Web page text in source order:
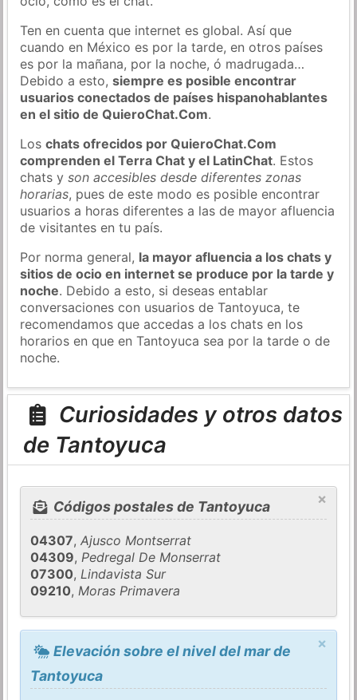
Ten en cuenta que internet es global. Así que
cuando en México es por la tarde, en otros países
es por la mañana, por la noche, ó madrugada…
Debido a esto,siempre es posible encontrar
usuarios conectados de países hispanohablantes
en el sitio de QuieroChat.Com.
Loschats ofrecidos por QuieroChat.Com
comprenden el Terra Chat y el LatinChat. Estos
chats yson accesibles desde diferentes zonas
horarias, pues de este modo es posible encontrar
usuarios a horas diferentes a las de mayor afluencia
de visitantes en tu país.
Por norma general, la mayor afluencia a los chats y
sitios de ocio en internet se produce por la tarde y
noche. Debido a esto, si deseas entablar
conversaciones con usuarios de Tantoyuca, te
recomendamos que accedas a los chats en los
horarios en que en Tantoyuca sea por la tarde o de
noche.
Curiosidades y otros datos
de Tantoyuca
×
Códigos postales de Tantoyuca
04307,Ajusco Montserrat
04309,Pedregal De Monserrat
07300,Lindavista Sur
09210,Moras Primavera
×
Elevación sobre el nivel del mar de
Tantoyuca